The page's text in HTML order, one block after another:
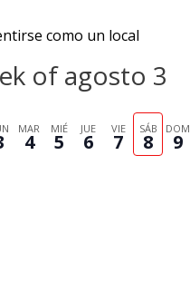
como un local
of agosto 3
MAR
4
MIÉ
5
JUE
6
VIE
7
SÁB
8
DOM
9